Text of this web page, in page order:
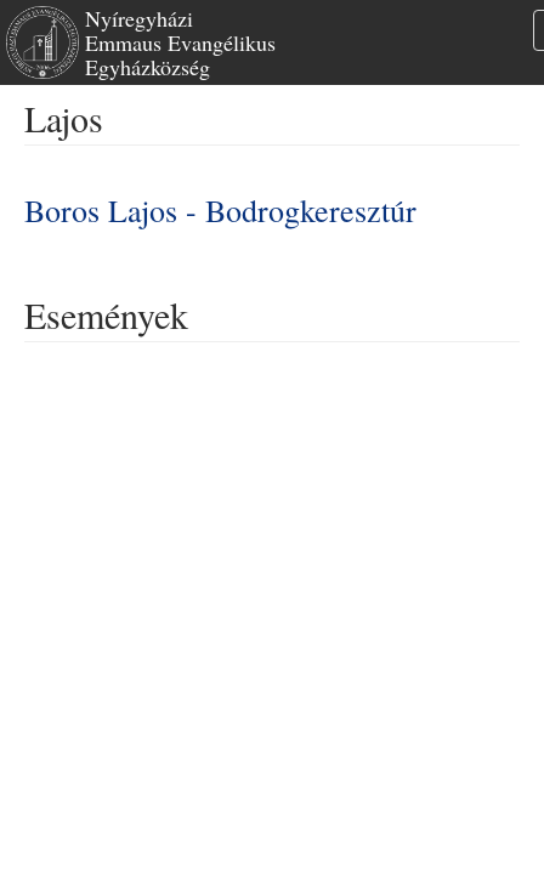
Ugrás
tartalomra
Nyíregyházi
Emmaus Evangélikus
Egyházközség
Lajos
Boros Lajos - Bodrogkeresztúr
Események